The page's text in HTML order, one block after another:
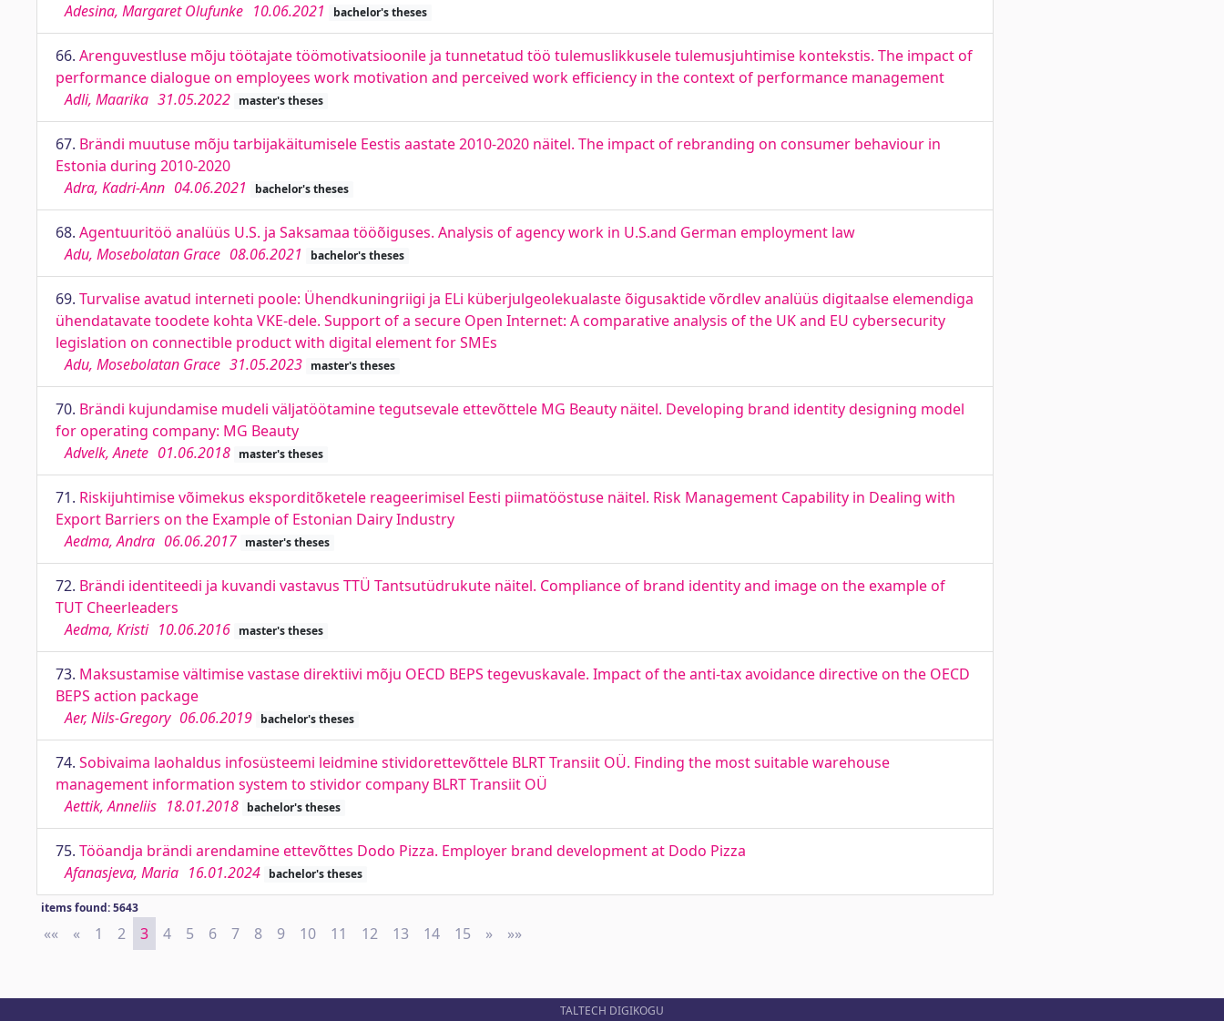
Adesina, Margaret Olufunke 10.06.2021 bachelor's theses
66. Arenguvestluse mõju töötajate töömotivatsioonile ja tunnetatud töö tulemuslikkusele tulemusjuhtimise kontekstis. The impact of
performance dialogue on employees work motivation and perceived work efficiency in the context of performance management
Adli, Maarika 31.05.2022 master's theses
67. Brändi muutuse mõju tarbijakäitumisele Eestis aastate 2010-2020 näitel. The impact of rebranding on consumer behaviour in
Estonia during 2010-2020
Adra, Kadri-Ann 04.06.2021 bachelor's theses
68. Agentuuritöö analüüs U.S. ja Saksamaa tööõiguses. Analysis of agency work in U.S.and German employment law
Adu, Mosebolatan Grace 08.06.2021 bachelor's theses
69. Turvalise avatud interneti poole: Ühendkuningriigi ja ELi küberjulgeolekualaste õigusaktide võrdlev analüüs digitaalse elemendiga
ühendatavate toodete kohta VKE-dele. Support of a secure Open Internet: A comparative analysis of the UK and EU cybersecurity
legislation on connectible product with digital element for SMEs
Adu, Mosebolatan Grace 31.05.2023 master's theses
70. Brändi kujundamise mudeli väljatöötamine tegutsevale ettevõttele MG Beauty näitel. Developing brand identity designing model
for operating company: MG Beauty
Advelk, Anete 01.06.2018 master's theses
71. Riskijuhtimise võimekus eksporditõketele reageerimisel Eesti piimatööstuse näitel. Risk Management Capability in Dealing with
Export Barriers on the Example of Estonian Dairy Industry
Aedma, Andra 06.06.2017 master's theses
72. Brändi identiteedi ja kuvandi vastavus TTÜ Tantsutüdrukute näitel. Compliance of brand identity and image on the example of
TUT Cheerleaders
Aedma, Kristi 10.06.2016 master's theses
73. Maksustamise vältimise vastase direktiivi mõju OECD BEPS tegevuskavale. Impact of the anti-tax avoidance directive on the OECD
BEPS action package
Aer, Nils-Gregory 06.06.2019 bachelor's theses
74. Sobivaima laohaldus infosüsteemi leidmine stividorettevõttele BLRT Transiit OÜ. Finding the most suitable warehouse
management information system to stividor company BLRT Transiit OÜ
Aettik, Anneliis 18.01.2018 bachelor's theses
75. Tööandja brändi arendamine ettevõttes Dodo Pizza. Employer brand development at Dodo Pizza
Afanasjeva, Maria 16.01.2024 bachelor's theses
items found: 5643
«« First
« Previous
1 2 3 4 5 6 7 8 9 10 11 12 13 14 15 » Next
»»
TALTECH DIGIKOGU